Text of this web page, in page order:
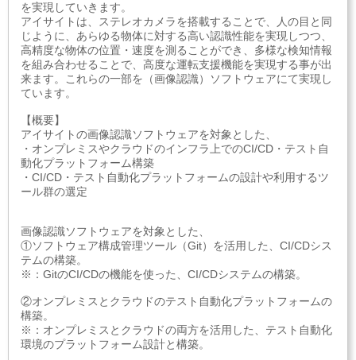
を実現していきます。
アイサイトは、ステレオカメラを搭載することで、人の目と同
じように、あらゆる物体に対する高い認識性能を実現しつつ、
高精度な物体の位置・速度を測ることができ、多様な検知情報
を組み合わせることで、高度な運転支援機能を実現する事が出
来ます。これらの一部を（画像認識）ソフトウェアにて実現し
ています。
【概要】
アイサイトの画像認識ソフトウェアを対象とした、
・オンプレミスやクラウドのインフラ上でのCI/CD・テスト自
動化プラットフォーム構築
・CI/CD・テスト自動化プラットフォームの設計や利用するツ
ール群の選定
画像認識ソフトウェアを対象とした、
①ソフトウェア構成管理ツール（Git）を活用した、CI/CDシス
テムの構築。
※：GitのCI/CDの機能を使った、CI/CDシステムの構築。
②オンプレミスとクラウドのテスト自動化プラットフォームの
構築。
※：オンプレミスとクラウドの両方を活用した、テスト自動化
環境のプラットフォーム設計と構築。